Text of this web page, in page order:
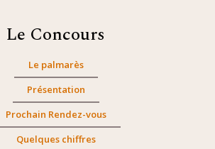
Le Concours
Le palmarès
Présentation
Prochain Rendez-vous
Quelques chiffres